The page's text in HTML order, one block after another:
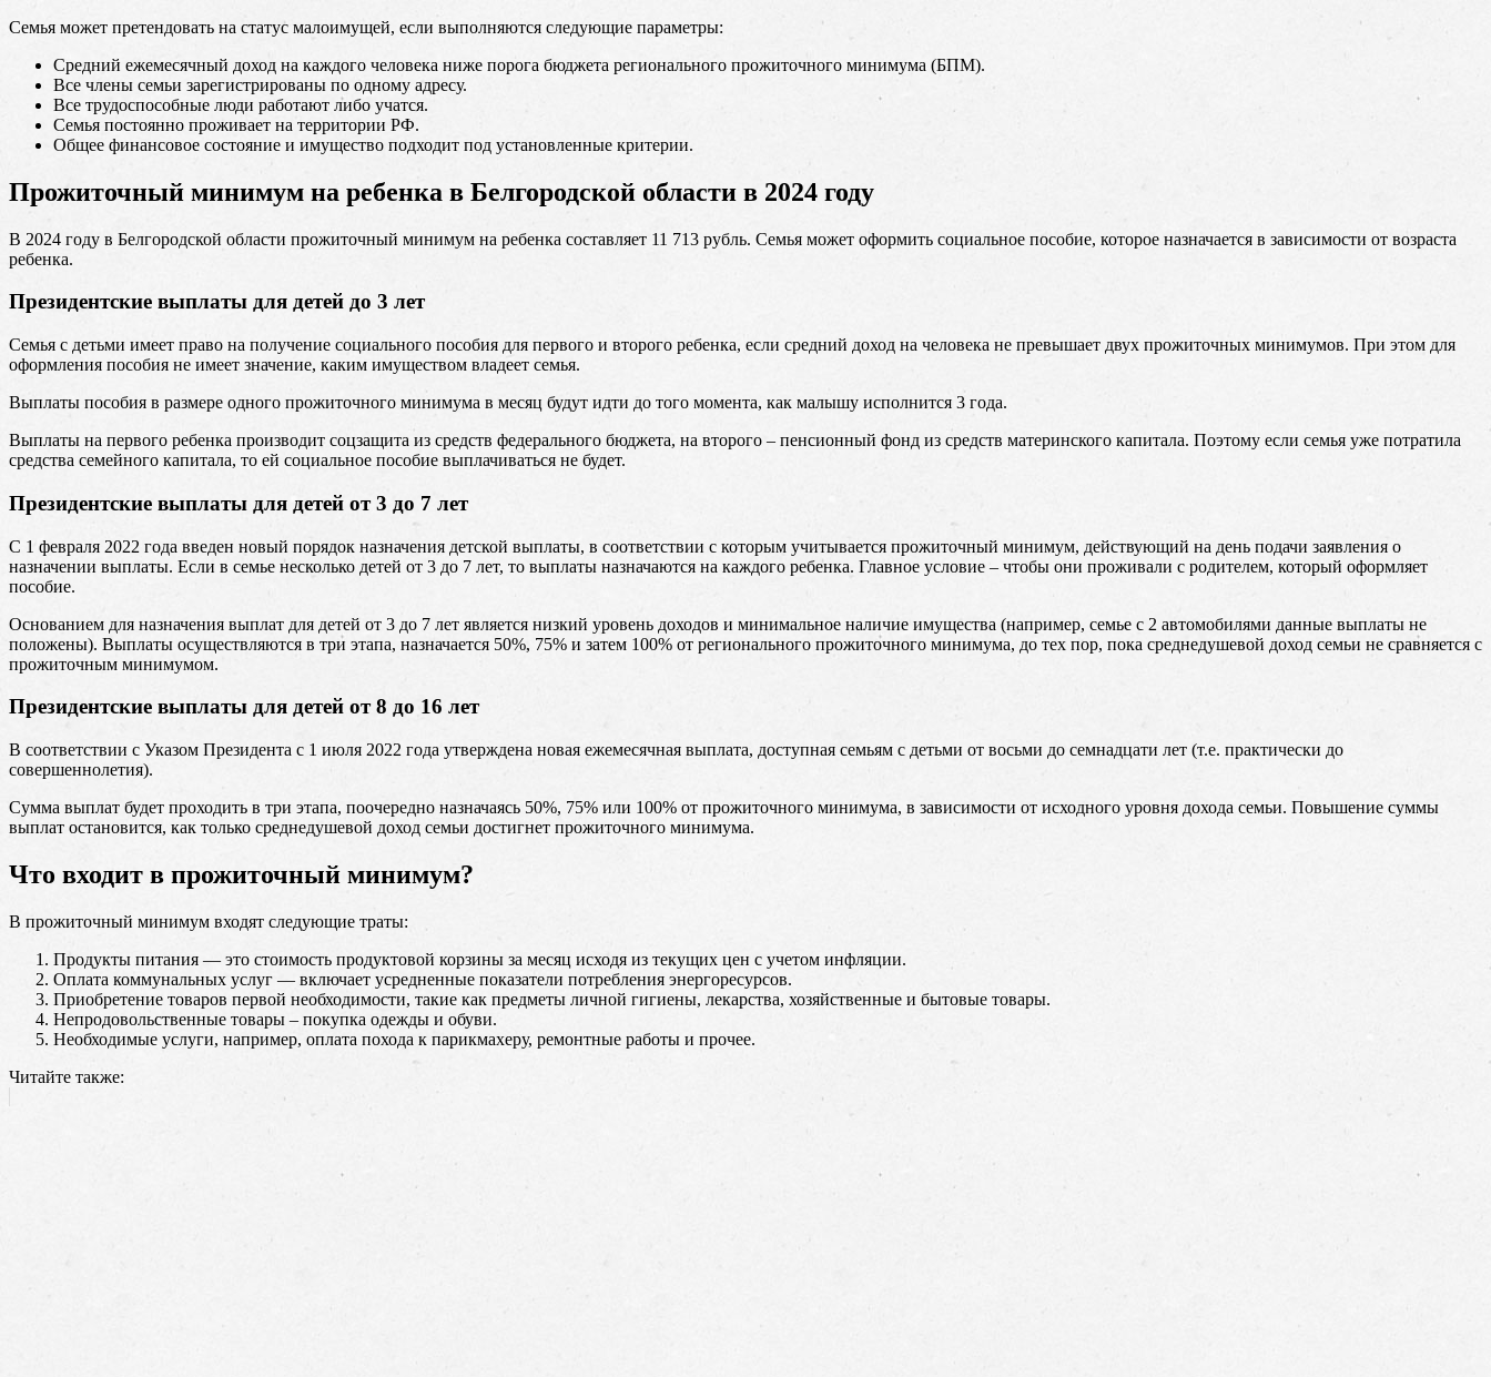
Семья может претендовать на статус малоимущей, если выполняются следующие параметры:
Средний ежемесячный доход на каждого человека ниже порога бюджета регионального прожиточного минимума (БПМ).
Все члены семьи зарегистрированы по одному адресу.
Все трудоспособные люди работают либо учатся.
Семья постоянно проживает на территории РФ.
Общее финансовое состояние и имущество подходит под установленные критерии.
Прожиточный минимум на ребенка в Белгородской области в 2024 году
В 2024 году в Белгородской области прожиточный минимум на ребенка составляет 11 713 рубль. Семья может оформить социальное пособие, которое назначается в зависимости от возраста
ребенка.
Президентские выплаты для детей до 3 лет
Семья с детьми имеет право на получение социального пособия для первого и второго ребенка, если средний доход на человека не превышает двух прожиточных минимумов. При этом для
оформления пособия не имеет значение, каким имуществом владеет семья.
Выплаты пособия в размере одного прожиточного минимума в месяц будут идти до того момента, как малышу исполнится 3 года.
Выплаты на первого ребенка производит соцзащита из средств федерального бюджета, на второго – пенсионный фонд из средств материнского капитала. Поэтому если семья уже потратила
средства семейного капитала, то ей социальное пособие выплачиваться не будет.
Президентские выплаты для детей от 3 до 7 лет
С 1 февраля 2022 года введен новый порядок назначения детской выплаты, в соответствии с которым учитывается прожиточный минимум, действующий на день подачи заявления о
назначении выплаты. Если в семье несколько детей от 3 до 7 лет, то выплаты назначаются на каждого ребенка. Главное условие – чтобы они проживали с родителем, который оформляет
пособие.
Основанием для назначения выплат для детей от 3 до 7 лет является низкий уровень доходов и минимальное наличие имущества (например, семье с 2 автомобилями данные выплаты не
положены). Выплаты осуществляются в три этапа, назначается 50%, 75% и затем 100% от регионального прожиточного минимума, до тех пор, пока среднедушевой доход семьи не сравняется с
прожиточным минимумом.
Президентские выплаты для детей от 8 до 16 лет
В соответствии с Указом Президента с 1 июля 2022 года утверждена новая ежемесячная выплата, доступная семьям с детьми от восьми до семнадцати лет (т.е. практически до
совершеннолетия).
Сумма выплат будет проходить в три этапа, поочередно назначаясь 50%, 75% или 100% от прожиточного минимума, в зависимости от исходного уровня дохода семьи. Повышение суммы
выплат остановится, как только среднедушевой доход семьи достигнет прожиточного минимума.
Что входит в прожиточный минимум?
В прожиточный минимум входят следующие траты:
Продукты питания — это стоимость продуктовой корзины за месяц исходя из текущих цен с учетом инфляции.
Оплата коммунальных услуг — включает усредненные показатели потребления энергоресурсов.
Приобретение товаров первой необходимости, такие как предметы личной гигиены, лекарства, хозяйственные и бытовые товары.
Непродовольственные товары – покупка одежды и обуви.
Необходимые услуги, например, оплата похода к парикмахеру, ремонтные работы и прочее.
Читайте также: